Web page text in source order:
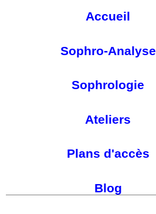
Accueil
Sophro-Analyse
Sophrologie
Ateliers
Plans d'accès
Blog